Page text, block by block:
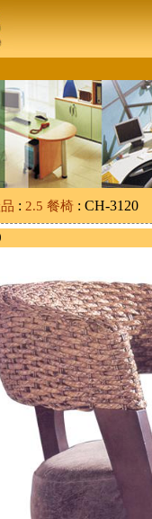
: 2.5 餐椅 : CH-3120